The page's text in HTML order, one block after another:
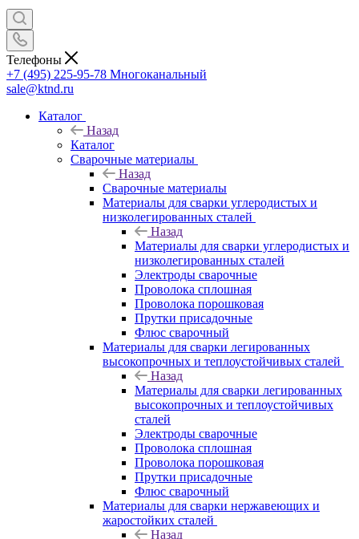
Телефоны
+7 (495) 225-95-78 Многоканальный
sale@ktnd.ru
Каталог
Назад
Каталог
Сварочные материалы
Назад
Сварочные материалы
Материалы для сварки углеродистых и
низколегированных сталей
Назад
Материалы для сварки углеродистых и
низколегированных сталей
Электроды сварочные
Проволока сплошная
Проволока порошковая
Прутки присадочные
Флюс сварочный
Материалы для сварки легированных
высокопрочных и теплоустойчивых сталей
Назад
Материалы для сварки легированных
высокопрочных и теплоустойчивых
сталей
Электроды сварочные
Проволока сплошная
Проволока порошковая
Прутки присадочные
Флюс сварочный
Материалы для сварки нержавеющих и
жаростойких сталей
Назад